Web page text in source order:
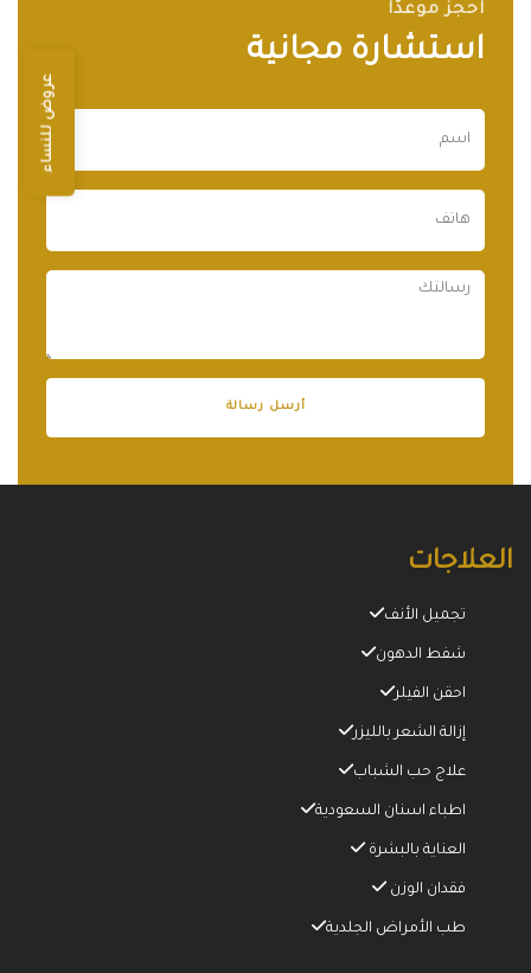
عروض للنساء
احجز موعدًا
استشارة مجانية
العلاجات
تجميل الأنف
شفط الدهون
احقن الفيلر
إزالة الشعر بالليزر
علاج حب الشباب
اطباء اسنان السعودية
العناية بالبشرة
فقدان الوزن
طب الأمراض الجلدية